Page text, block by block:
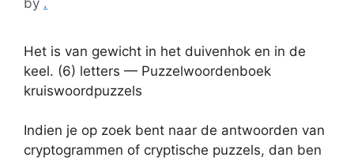
Het is van gewicht in het duivenhok en in de
keel. (6) letters — Puzzelwoordenboek
kruiswoordpuzzels
Indien je op zoek bent naar de antwoorden van
cryptogrammen of cryptische puzzels, dan ben